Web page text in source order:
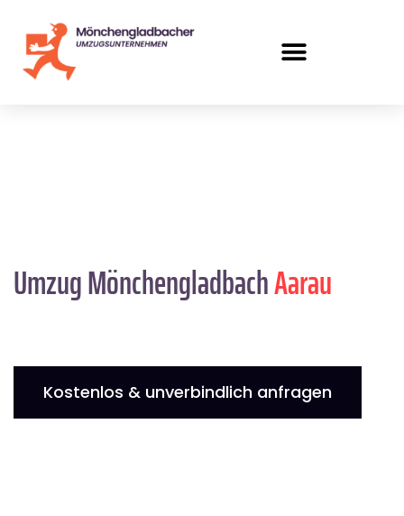
Umzug MönchengladbachAarau
Kostenlos & unverbindlich anfragen